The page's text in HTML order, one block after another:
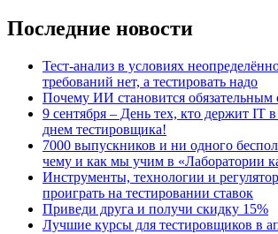
Последние новости
Тест-анализ в условиях
требований нет, а тестировать надо
Почему ИИ становится обязательным
9 сентября – День тех, кто держит IT
днем тестировщика!
7000 выпускников и ни одного
чему и как мы учим в «Лаборатории
Инструменты, технологии и
проиграть на тестировании ставок
Приведи друга и получи скидку 15%
Лучшие курсы для тестировщиков в